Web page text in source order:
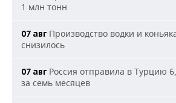
1 млн тонн
07 авг Производство водки и
снизилось
07 авг Россия отправила в Турцию
за семь месяцев